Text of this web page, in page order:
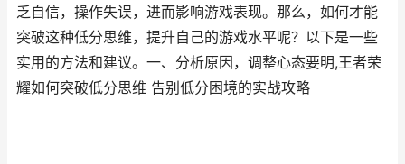
乏自信，操作失误，进而影响游戏表现。那么，如何才能
突破这种低分思维，提升自己的游戏水平呢？以下是一些
实用的方法和建议。一、分析原因，调整心态要明,王者荣
耀如何突破低分思维 告别低分困境的实战攻略